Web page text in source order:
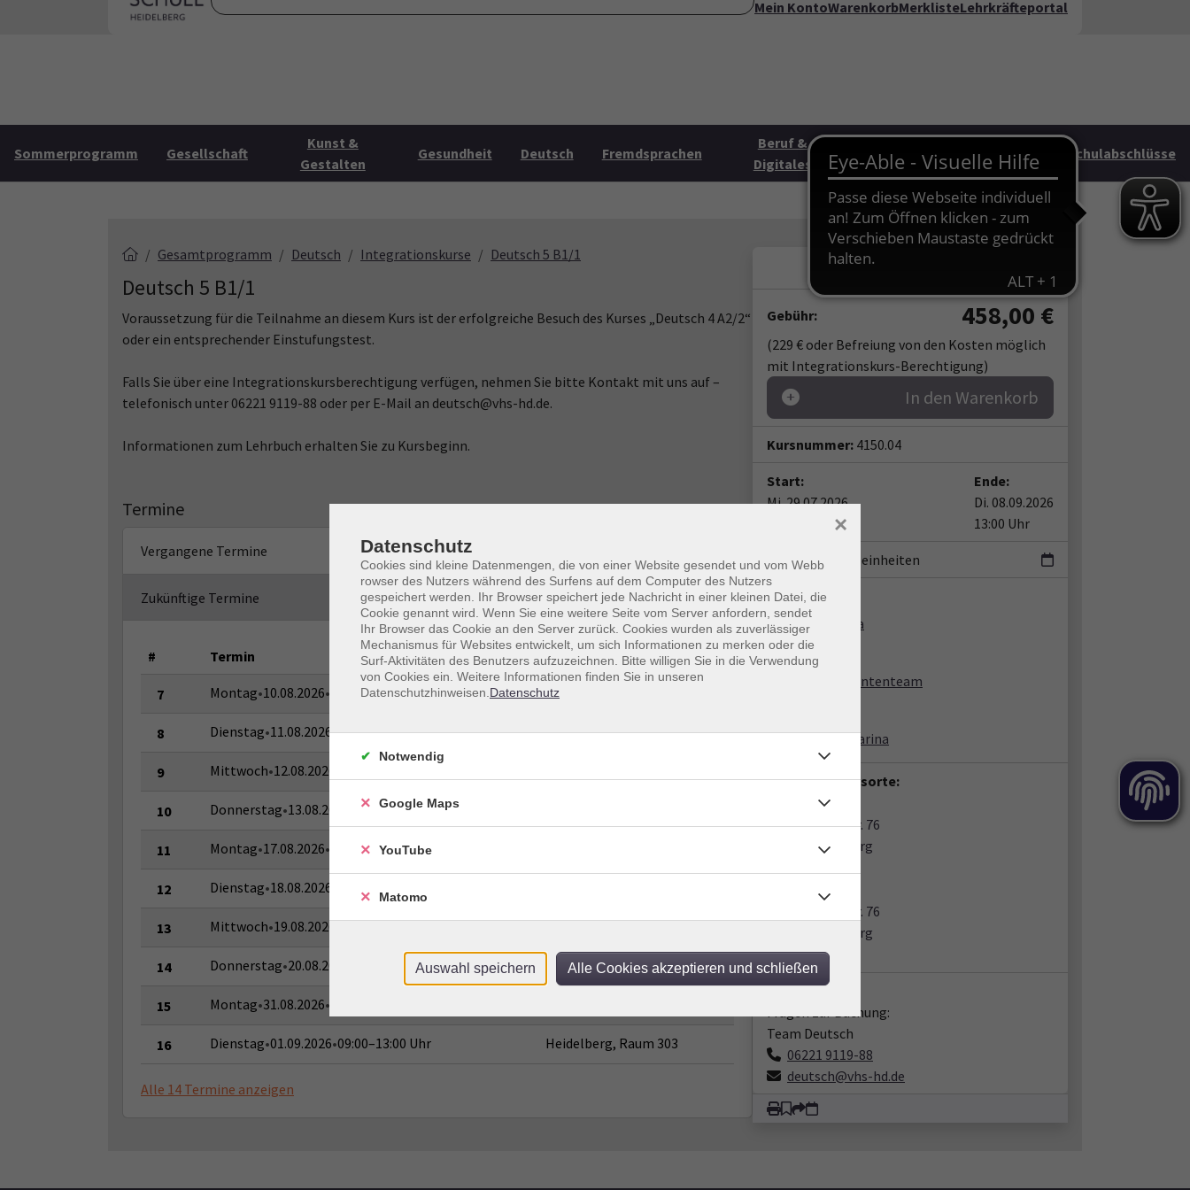
Startseite Über uns Mehr Angebote Öffnungszeiten Kontakt FAQ
Mein KontoWarenkorbMerklisteLehrkräfteportal
Sommerprogramm Gesellschaft
Kunst &
Gestalten
Gesundheit Deutsch Fremdsprachen
Beruf &
Digitales
Junge vhs &
Familie
HAG Schulabschlüsse
Gesamtprogramm Deutsch Integrationskurse Deutsch 5 B1/1
Deutsch 5 B1/1
Voraussetzung für die Teilnahme an diesem Kurs ist der erfolgreiche Besuch des Kurses „Deutsch 4 A2/2“
oder ein entsprechender Einstufungstest.
Falls Sie über eine Integrationskursberechtigung verfügen, nehmen Sie bitte Kontakt mit uns auf –
telefonisch unter 06221 9119-88 oder per E-Mail an deutsch@vhs-hd.de.
Informationen zum Lehrbuch erhalten Sie zu Kursbeginn.
Termine
Vergangene Termine
Zukünftige Termine
# Termin Ort / Raum
7 Montag•10.08.2026• 09:00–13:00 Uhr Heidelberg, Raum 303
8 Dienstag•11.08.2026•09:00–13:00 Uhr Heidelberg, Raum 303
9 Mittwoch•12.08.2026
10 Donnerstag•13.08.2026 09:00–13:00 Uhr
11 Montag•17.08.2026• 09:00–13:00 Uhr
12 Dienstag•18.08.2026 09:00–13:00 Uhr
13 Mittwoch•19.08.2026
14 Donnerstag•20.08.2026 09:00–13:00 Uhr Heidelberg, Raum 113
15 Montag•31.08.2026•
16 Dienstag•01.09.2026•09:00–13:00 Uhr Heidelberg, Raum 303
Alle 14 Termine anzeigen
Gebühr: 458,00 €
(229 € oder Befreiung von den Kosten möglich
mit Integrationskurs-Berechtigung)
In den Warenkorb
Kursnummer: 4150.04
Start:
Mi. 29.07.2026
Ende:
Di. 08.09.2026
13:00 Uhr
100 Unterrichtseinheiten
Dozent*in:
Lomtadze, Maia
Dozententeam
Poplavskaja, Marina
Veranstaltungsorte:
Bergheimer Str. 76
69115 Heidelberg
Bergheimer Str. 76
69115 Heidelberg
Raum 113
Kontakt:
Fragen zur Buchung:
Team Deutsch
06221 9119-88
deutsch@vhs-hd.de
Datenschutz
Cookies sind kleine Datenmengen, die von einer Website gesendet und vom Webb
rowser des Nutzers während des Surfens auf dem Computer des Nutzers
gespeichert werden. Ihr Browser speichert jede Nachricht in einer kleinen Datei, die
Cookie genannt wird. Wenn Sie eine weitere Seite vom Server anfordern, sendet
Ihr Browser das Cookie an den Server zurück. Cookies wurden als zuverlässiger
Mechanismus für Websites entwickelt, um sich Informationen zu merken oder die
Surf-Aktivitäten des Benutzers aufzuzeichnen. Bitte willigen Sie in die Verwendung
von Cookies ein. Weitere Informationen finden Sie in unseren
Datenschutzhinweisen. Datenschutz
×
Notwendig
Google Maps
YouTube
Matomo
Auswahl speichern Alle Cookies akzeptieren und schließen